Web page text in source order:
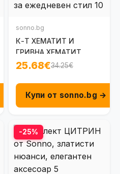
sonno.bg
К-Т ХЕМАТИТ И
ГРИВНА ХЕМАТИТ
25.68€34.25€
Купи от sonno.bg →
-25%